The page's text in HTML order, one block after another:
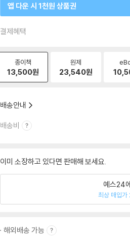
앱 다운 시 1천원 상품권
결제혜택
종이책
13,500원
원제
23,540원
배송안내
배송비
이미 소장하고 있다면 판매해 보세요.
예스24
최상 매입
해외배송 가능